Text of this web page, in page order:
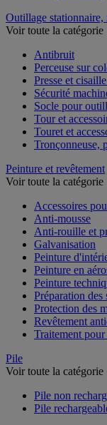
Outillage stationnaire,
Voir toute la catégorie
Antibruit
Perceuse sur
Presse et
Sécurité
Socle pour
Tour et
Touret et
Tronçonneuse,
Peinture et revêtement
Voir toute la catégorie
Accessoires
Anti-mousse
Anti-rouille et
Galvanisation
Peinture
Peinture en
Peinture
Préparation des
Protection des
Revêtement
Traitement
Pile
Voir toute la catégorie
Pile non
Pile